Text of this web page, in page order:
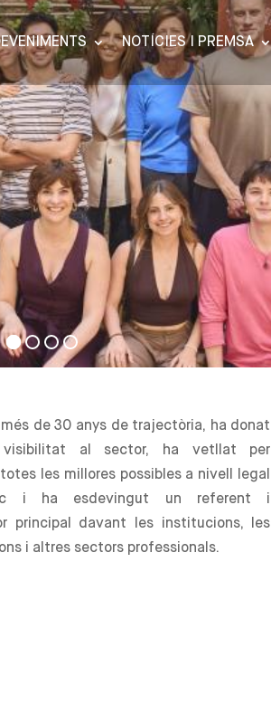
NOTÍCIES I PREMSA
de 30 anys de trajectòria, ha donat
al sector, ha vetllat per
les millores possibles a nivell legal
i ha esdevingut un referent i
principal davant les institucions, les
i altres sectors professionals.